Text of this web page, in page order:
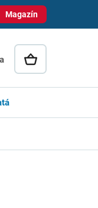
Magazín